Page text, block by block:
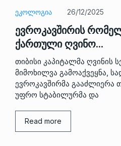
ᲔᲙᲝᲚᲝᲒᲘᲐ 26/12/2025
ევროკავშირის
ქართული ღვინო…
თიბისი კაპიტალმა ღვინის
მიმოხილვა გამოაქვეყნა,
ევროკავშირმა
უფრო სტაბილურმა და
Read more